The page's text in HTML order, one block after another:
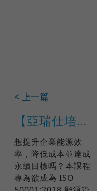
< 上一篇
【亞瑞仕培訓課程】ISO 50001:2018 能源管理系統內部稽核員
想提升企業能源效
率，降低成本並達成
永續目標嗎？本課程
專為欲成為 ISO